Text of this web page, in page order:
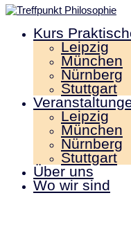
Kurs
Leipzig
München
Nürnberg
Stuttgart
Leipzig
München
Nürnberg
Stuttgart
Über uns
Wo wir sind